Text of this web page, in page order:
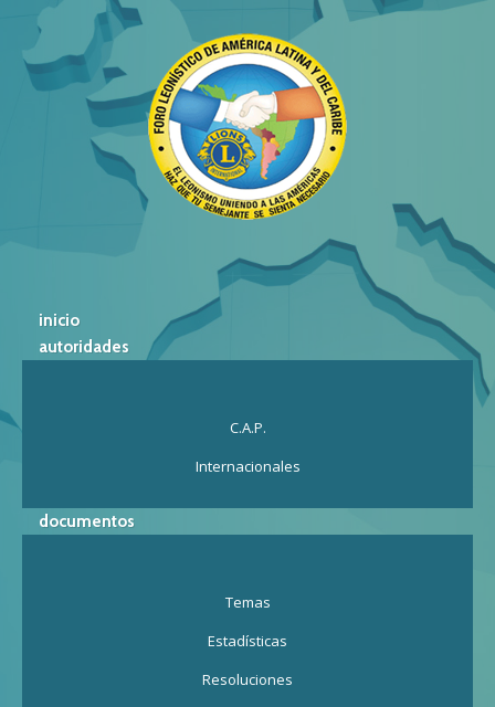
inicio
autoridades
C.A.P.
Internacionales
documentos
Temas
Estadísticas
Resoluciones